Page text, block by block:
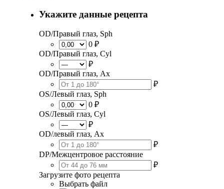
Укажите данные рецепта
OD/Правый глаз, Sph
0 ₽
OD/Правый глаз, Cyl
₽
OD/Правый глаз, Ax
₽
OS/Левый глаз, Sph
0 ₽
OS/Левый глаз, Cyl
₽
OD/левый глаз, Ax
₽
DP/Межцентровое расстояние
₽
Загрузите фото рецепта
Выбрать файл